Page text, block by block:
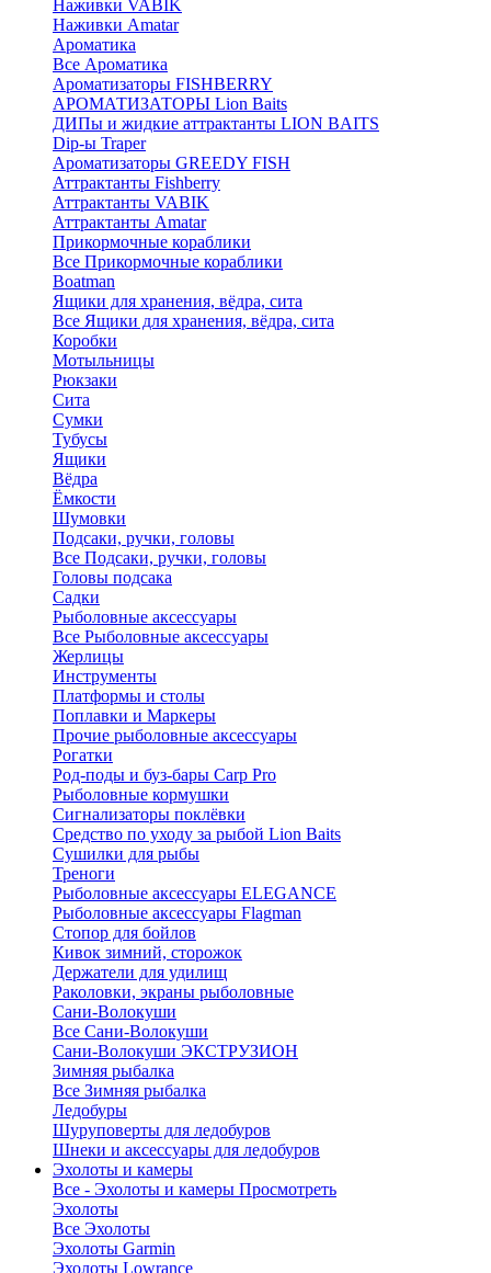
Наживки VABIK
Наживки Amatar
Ароматика
Все Ароматика
Ароматизаторы FISHBERRY
АРОМАТИЗАТОРЫ Lion Baits
ДИПы и жидкие аттрактанты LION BAITS
Dip-ы Traper
Ароматизаторы GREEDY FISH
Аттрактанты Fishberry
Аттрактанты VABIK
Аттрактанты Amatar
Прикормочные кораблики
Все Прикормочные кораблики
Boatman
Ящики для хранения, вёдра, сита
Все Ящики для хранения, вёдра, сита
Коробки
Мотыльницы
Рюкзаки
Сита
Сумки
Тубусы
Ящики
Вёдра
Ёмкости
Шумовки
Подсаки, ручки, головы
Все Подсаки, ручки, головы
Головы подсака
Садки
Рыболовные аксессуары
Все Рыболовные аксессуары
Жерлицы
Инструменты
Платформы и столы
Поплавки и Маркеры
Прочие рыболовные аксессуары
Рогатки
Род-поды и буз-бары Carp Pro
Рыболовные кормушки
Сигнализаторы поклёвки
Средство по уходу за рыбой Lion Baits
Сушилки для рыбы
Треноги
Рыболовные аксессуары ELEGANCE
Рыболовные аксессуары Flagman
Стопор для бойлов
Кивок зимний, сторожок
Держатели для удилищ
Раколовки, экраны рыболовные
Сани-Волокуши
Все Сани-Волокуши
Сани-Волокуши ЭКСТРУЗИОН
Зимняя рыбалка
Все Зимняя рыбалка
Ледобуры
Шуруповерты для ледобуров
Шнеки и аксессуары для ледобуров
Эхолоты и камеры
Все - Эхолоты и камеры Просмотреть
Эхолоты
Все Эхолоты
Эхолоты Garmin
Эхолоты Lowrance